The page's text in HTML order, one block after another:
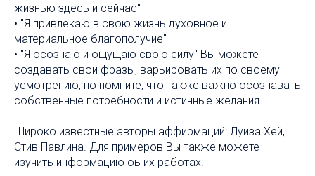
жизнью здесь и сейчас"
• "Я привлекаю в свою жизнь духовное и
материальное благополучие"
• "Я осознаю и ощущаю свою силу" Вы можете
создавать свои фразы, варьировать их по своему
усмотрению, но помните, что также важно осознавать
собственные потребности и истинные желания.
Широко известные авторы аффирмаций: Луиза Хей,
Стив Павлина. Для примеров Вы также можете
изучить информацию оь их работах.